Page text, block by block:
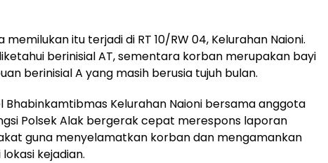
memilukan itu terjadi di RT 10/RW 04, Kelurahan Naioni.
berinisial AT, sementara korban merupakan bayi
berinisial A yang masih berusia tujuh bulan.
Bhabinkamtibmas Kelurahan Naioni bersama anggota
Polsek Alak bergerak cepat merespons laporan
guna menyelamatkan korban dan mengamankan
lokasi kejadian.